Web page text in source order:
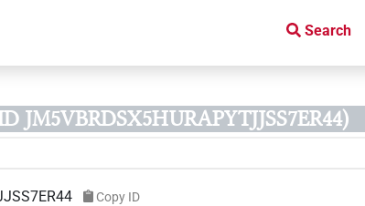
Search
JM5VBRDSX5HURAPYTJJSS7ER44)
Copy ID